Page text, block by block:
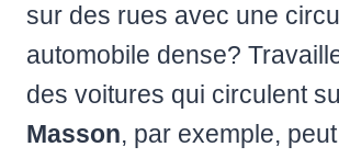
sur des rues avec une
automobile dense?
des voitures qui circulent
Masson, par exemple,